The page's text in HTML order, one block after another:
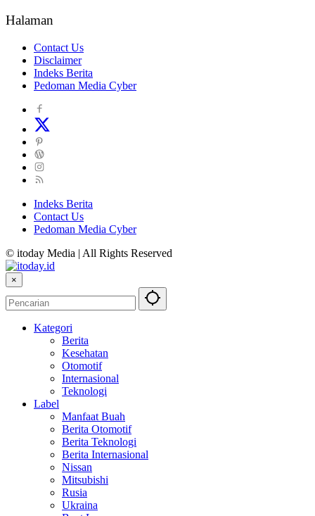
Halaman
Contact Us
Disclaimer
Indeks Berita
Pedoman Media Cyber
Indeks Berita
Contact Us
Pedoman Media Cyber
© itoday Media | All Rights Reserved
×
Kategori
Berita
Kesehatan
Otomotif
Internasional
Teknologi
Label
Manfaat Buah
Berita Otomotif
Berita Teknologi
Berita Internasional
Nissan
Mitsubishi
Rusia
Ukraina